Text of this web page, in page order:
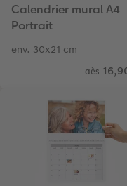
Calendrier mural A4
Portrait
env. 30x21 cm
dès